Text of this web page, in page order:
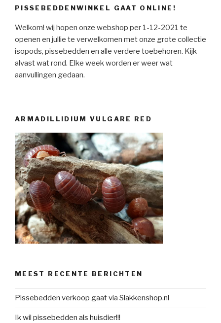
PISSEBEDDENWINKEL GAAT ONLINE!
Welkom! wij hopen onze webshop per 1-12-2021 te
openen en jullie te verwelkomen met onze grote collectie
isopods, pissebedden en alle verdere toebehoren. Kijk
alvast wat rond. Elke week worden er weer wat
aanvullingen gedaan.
ARMADILLIDIUM VULGARE RED
MEEST RECENTE BERICHTEN
Pissebedden verkoop gaat via Slakkenshop.nl
Ik wil pissebedden als huisdier!!!